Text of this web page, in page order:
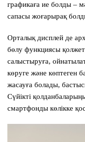
графикаға ие болды –
сапасы жоғарырақ
Орталық дисплей де
бөлу функциясы
салыстыруға,
көруге және көптеген
жасауға болады,
Сүйікті
смартфонды көлікке